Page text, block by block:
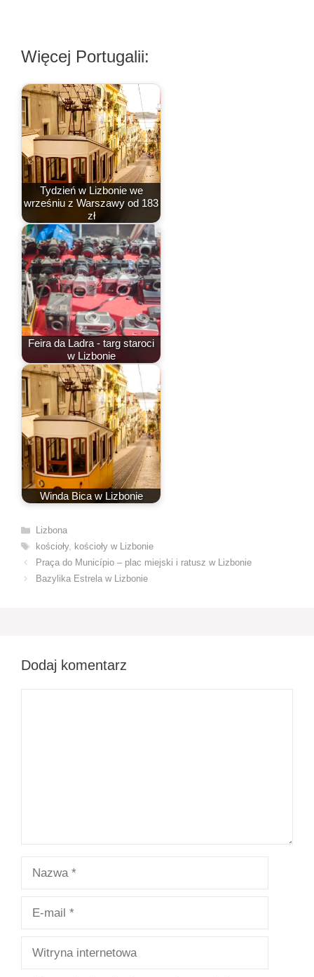
Więcej Portugalii:
Tydzień w Lizbonie we
wrześniu z Warszawy od 183
zł
Feira da Ladra - targ staroci
w Lizbonie
Winda Bica w Lizbonie
Kategorie
Lizbona
Tagi
kościoły, kościoły w Lizbonie
Praça do Município – plac miejski i ratusz w Lizbonie
Bazylika Estrela w Lizbonie
Dodaj komentarz
internetowa